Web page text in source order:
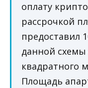
оплату
рассрочкой
предоставил
данной
квадратного
Площадь